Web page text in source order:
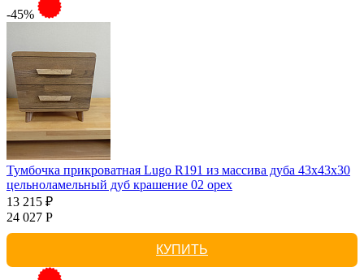
-45%
Тумбочка прикроватная Lugo R191 из массива дуба 43х43х30
цельноламельный дуб крашение 02 орех
13 215 ₽
24 027 Р
КУПИТЬ